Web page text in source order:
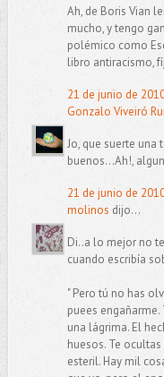
Ah, de Boris Vian
mucho, y tengo
polémico como
libro antiracismo,
21 de junio de
Gonzalo Viveiró
Jo, que suerte
buenos...Ah!,
21 de junio de
molinos dijo...
Di..a lo mejor no
cuando escribía
" Pero tú no has
puees
una lágrima. El
huesos. Te
esteril. Hay mil